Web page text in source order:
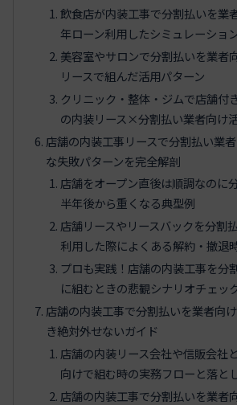
飲食店が内装工事で分割払いを業
年ローン利用したシミュレーショ
美容室やサロンで分割払いを業者
リースで組んだ活用パターン
クリニック・整体・ジムで店舗付
の内装リース×分割払い業者向け
店舗の内装工事リースで分割払い業
な失敗パターンを完全解剖
店舗をオープン直後は順調なのに
半年後から重くなる典型例
店舗リースやリースバックを分割
利用した際によくある解約・撤退
プロも実践！店舗の内装工事を分
に組むときの悲観シナリオチェッ
店舗の内装工事で分割払いを業者向
き絶対外せないガイド
店舗の内装リース会社や信販会社
向けで組む時の実務フローと落と
店舗の内装工事で分割払いを業者